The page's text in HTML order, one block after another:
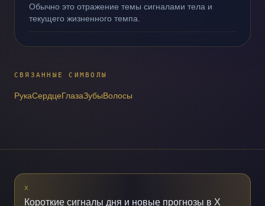
Обычно это отражение темы сигналами тела и
текущего жизненного темпа.
СВЯЗАННЫЕ СИМВОЛЫ
РукаСердцеГлазаЗубыВолосы
X
Короткие сигналы дня и новые прогнозы в X